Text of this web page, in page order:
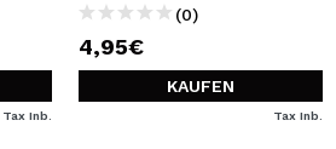
Tax Inb.
(0)
4,95€
KAUFEN
Tax Inb.